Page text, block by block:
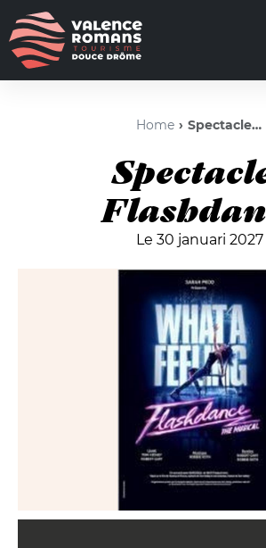
Home Spectacle : Flashdance
Le 30 januari 2027